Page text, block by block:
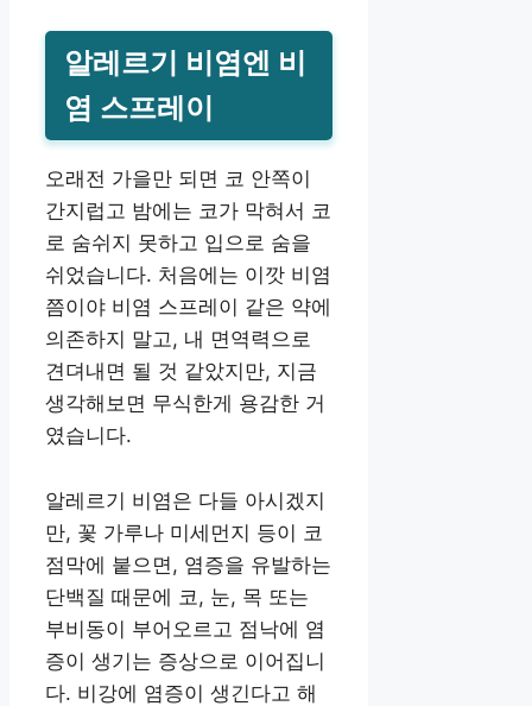
알레르기 비염엔 비
염 스프레이
오래전 가을만 되면 코 안쪽이
간지럽고 밤에는 코가 막혀서 코
로 숨쉬지 못하고 입으로 숨을
쉬었습니다. 처음에는 이깟 비염
쯤이야 비염 스프레이 같은 약에
의존하지 말고, 내 면역력으로
견뎌내면 될 것 같았지만, 지금
생각해보면 무식한게 용감한 거
였습니다.
알레르기 비염은 다들 아시겠지
만, 꽃 가루나 미세먼지 등이 코
점막에 붙으면, 염증을 유발하는
단백질 때문에 코, 눈, 목 또는
부비동이 부어오르고 점낙에 염
증이 생기는 증상으로 이어집니
다. 비강에 염증이 생긴다고 해